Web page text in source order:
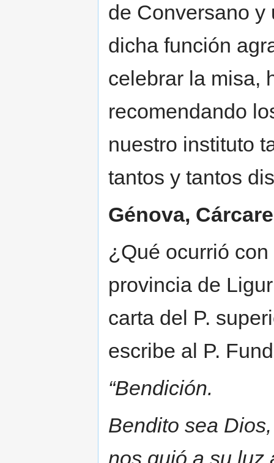
de Conversano y
dicha función
celebrar la misa,
recomendando
nuestro instituto
tantos y tantos
Génova, Cárcare
¿Qué ocurrió
provincia de
carta del P.
escribe al P.
“Bendición.
Bendito sea